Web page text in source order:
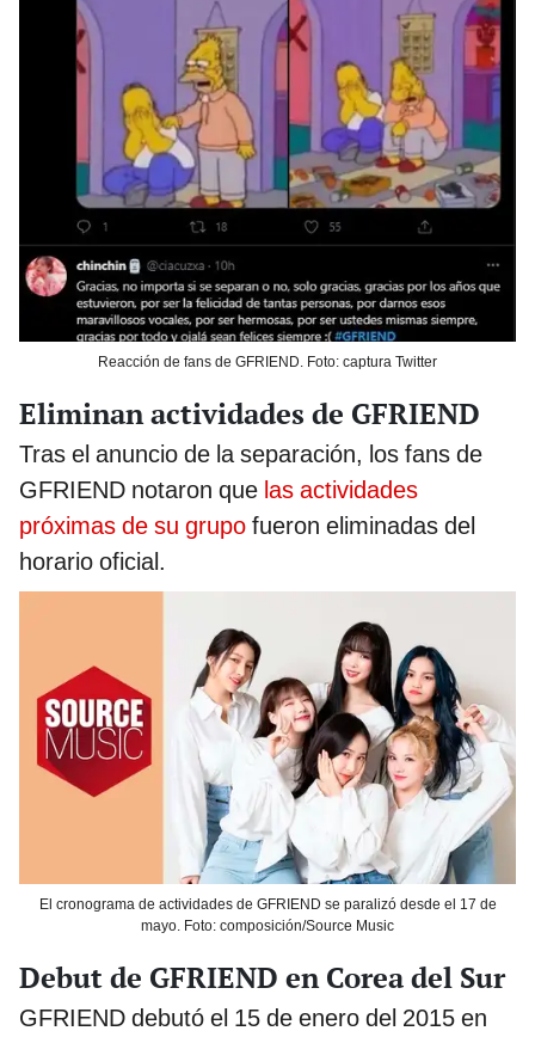
Reacción de fans de GFRIEND. Foto: captura Twitter
Eliminan actividades de GFRIEND
Tras el anuncio de la separación, los fans de
GFRIEND notaron que las actividades
próximas de su grupo fueron eliminadas del
horario oficial.
El cronograma de actividades de GFRIEND se paralizó desde el 17 de
mayo. Foto: composición/Source Music
Debut de GFRIEND en Corea del Sur
GFRIEND debutó el 15 de enero del 2015 en